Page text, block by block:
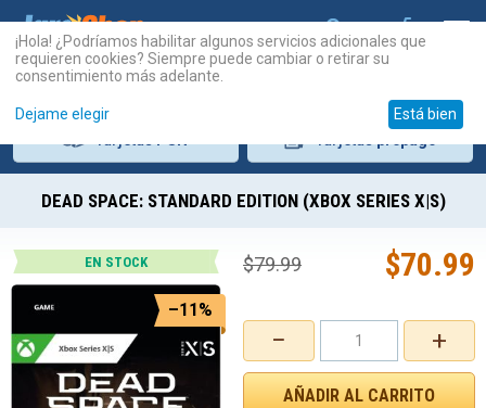
DEAD SPACE: STANDARD EDITION (XBOX SERIES X|S)
EN STOCK
–11%
+
−
$70.99
$79.99
¡Hola! ¿Podríamos habilitar algunos servicios adicionales que
requieren cookies? Siempre puede cambiar o retirar su
consentimiento más adelante.
Dejame elegir Está bien